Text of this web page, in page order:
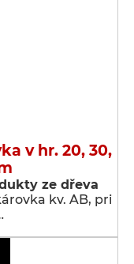
v hr. 20, 30,
ze dřeva
kv. AB, pri